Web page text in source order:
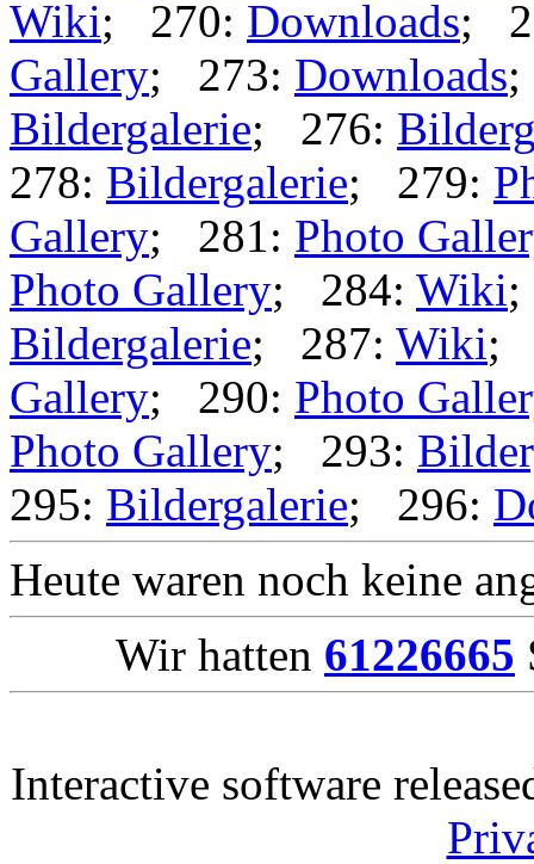
Wiki; 270: Downloads;
Gallery; 273: Downloads
Bildergalerie; 276:
278: Bildergalerie; 279:
Gallery; 281: Photo
Photo Gallery; 284: Wiki
Bildergalerie; 287: Wiki;
Gallery; 290: Photo
Photo Gallery; 293:
295: Bildergalerie; 296:
Heute waren noch keine
Wir hatten 61226665
Interactive software